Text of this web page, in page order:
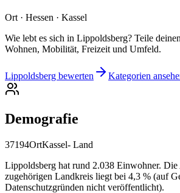
Ort · Hessen · Kassel
Wie lebt es sich in Lippoldsberg? Teile
Wohnen, Mobilität, Freizeit und Umfeld.
Lippoldsberg bewerten Kategorien
Demografie
37194OrtKassel- Land
Lippoldsberg hat rund 2.038 Einwohner. Die
zugehörigen Landkreis liegt bei 4,3 % (auf
Datenschutzgründen nicht veröffentlicht).